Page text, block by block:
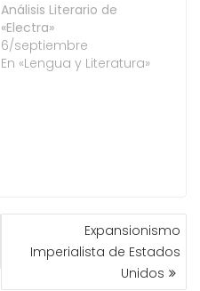
Análisis Literario de
«Electra»
6/septiembre
En «Lengua y Literatura»
Expansionismo
Imperialista de Estados
Unidos